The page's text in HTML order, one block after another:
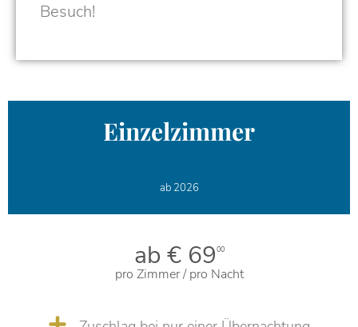
Besuch!
Einzelzimmer
ab 2026
ab € 6900
pro Zimmer / pro Nacht